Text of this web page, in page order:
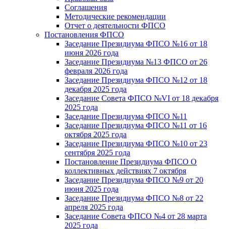
Соглашения
Методические рекомендации
Отчет о деятельности ФПСО
Постановления ФПСО
Заседание Президиума ФПСО №16 от 18
июня 2026 года
Заседание Президиума №13 ФПСО от 26
февраля 2026 года
Заседание Президиума ФПСО №12 от 18
декабря 2025 года
Заседание Совета ФПСО №VI от 18 декабря
2025 года
Заседание Президиума ФПСО №11
Заседание Президиума ФПСО №11 от 16
октября 2025 года
Заседание Президиума ФПСО №10 от 23
сентября 2025 года
Постановление Президиума ФПСО О
коллективных действиях 7 октября
Заседание Президиума ФПСО №9 от 20
июня 2025 года
Заседание Президиума ФПСО №8 от 22
апреля 2025 года
Заседание Совета ФПСО №4 от 28 марта
2025 года